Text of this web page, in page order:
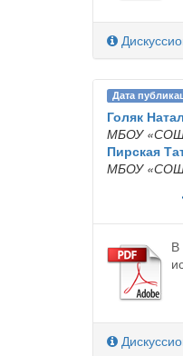
Дата
Голяк
МБОУ
Пирская
МБОУ
В